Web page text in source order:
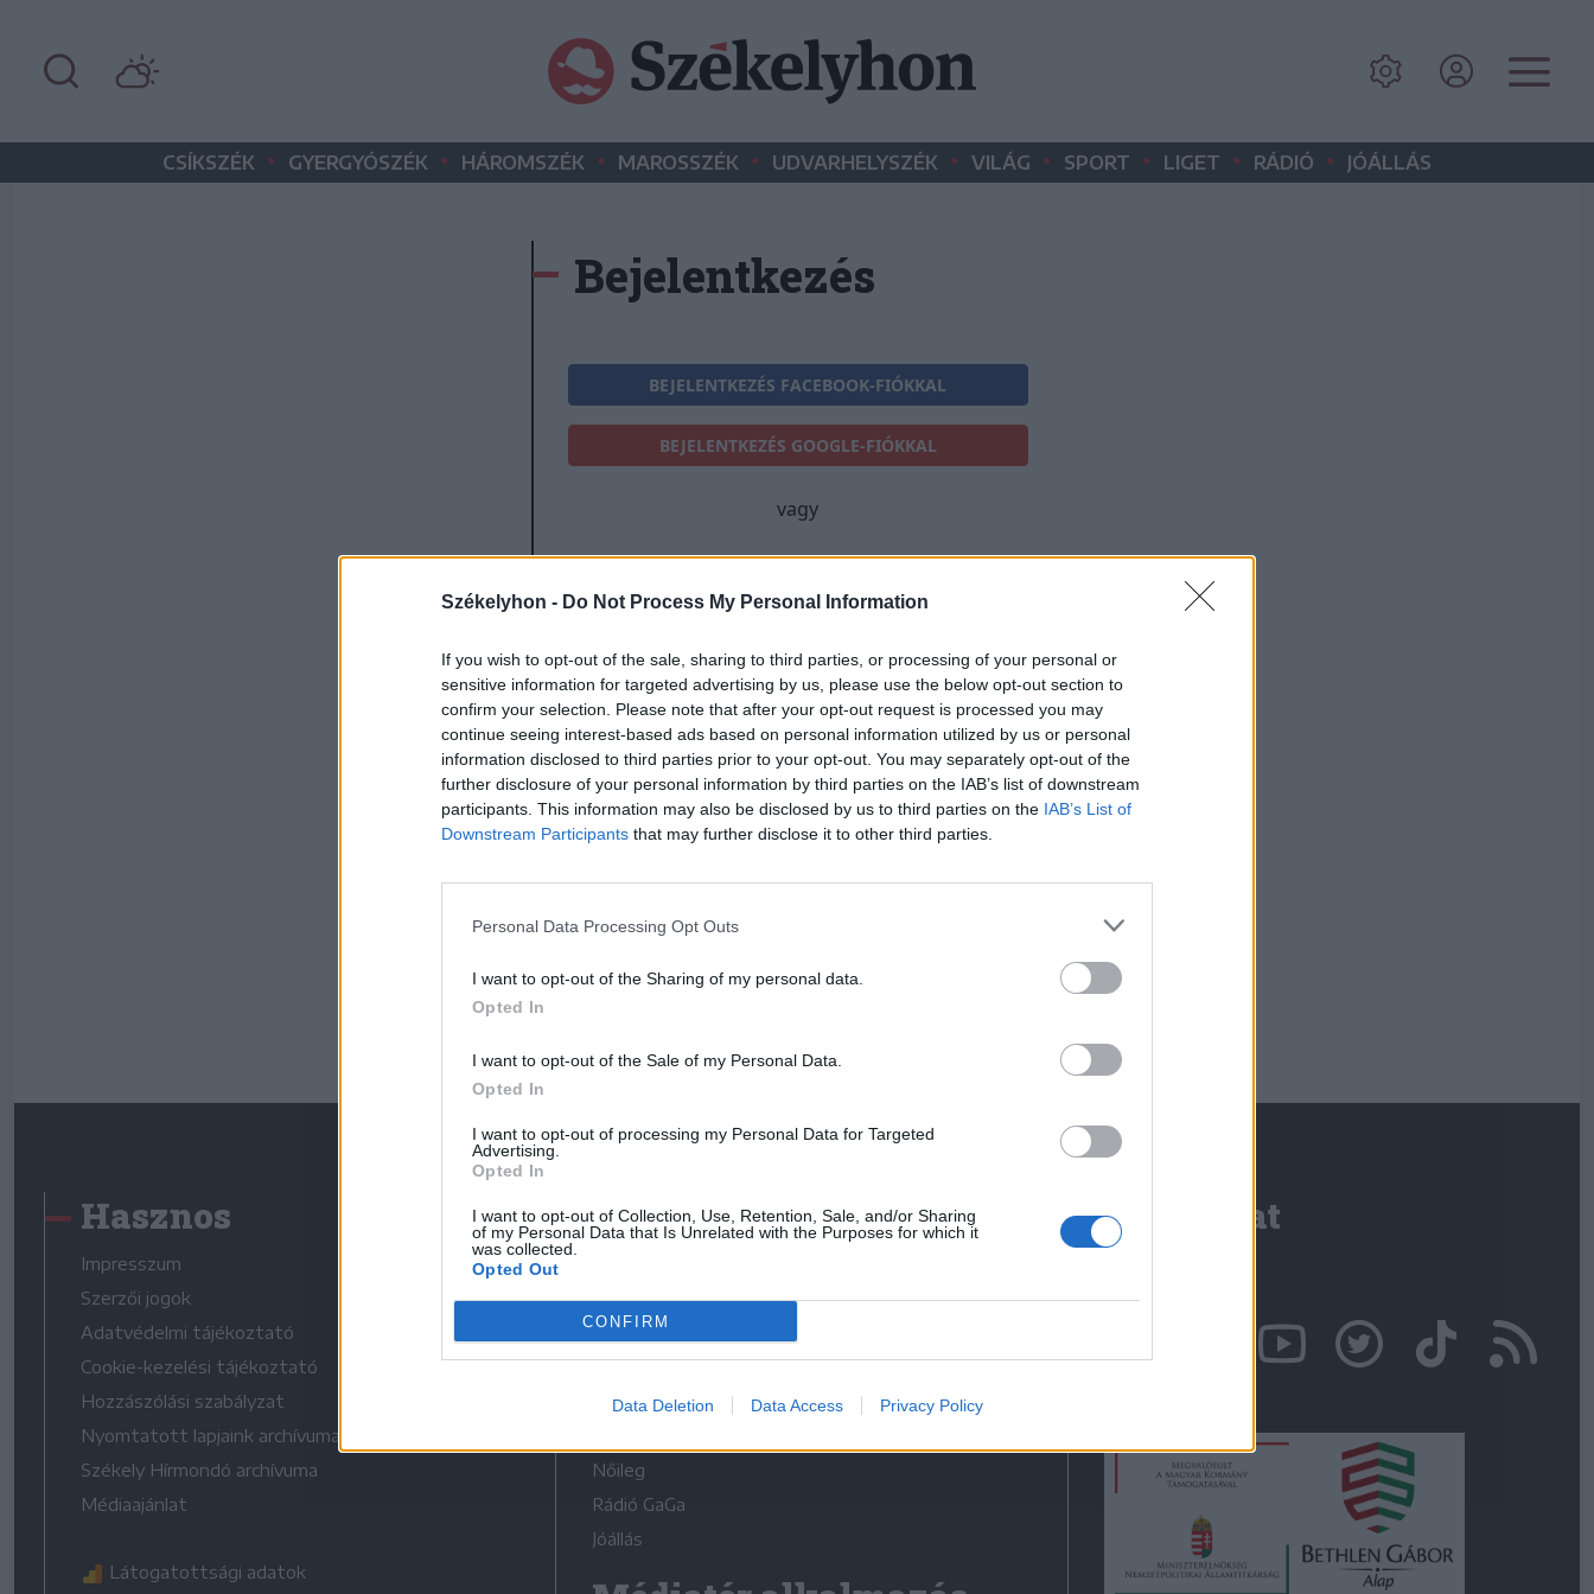
Székelyhon - Do Not Process My Personal Information
If you wish to opt-out of the sale, sharing to third parties, or processing of your personal or
sensitive information for targeted advertising by us, please use the below opt-out section to
confirm your selection. Please note that after your opt-out request is processed you may
continue seeing interest-based ads based on personal information utilized by us or personal
information disclosed to third parties prior to your opt-out. You may separately opt-out of the
further disclosure of your personal information by third parties on the IAB’s list of downstream
participants. This information may also be disclosed by us to third parties on the IAB’s List of
Downstream Participants that may further disclose it to other third parties.
Personal Data Processing Opt Outs
I want to opt-out of the Sharing of my personal data.
Opted In
I want to opt-out of the Sale of my Personal Data.
Opted In
I want to opt-out of processing my Personal Data for Targeted
Advertising.
Opted In
I want to opt-out of Collection, Use, Retention, Sale, and/or Sharing
of my Personal Data that Is Unrelated with the Purposes for which it
was collected.
Opted Out
CONFIRM
Data Deletion Data Access Privacy Policy
CSÍKSZÉK • GYERGYÓSZÉK • HÁROMSZÉK • MAROSSZÉK • UDVARHELYSZÉK • VILÁG • SPORT • LIGET • RÁDIÓ • JÓÁLLÁS
Bejelentkezés
BEJELENTKEZÉS FACEBOOK-FIÓKKAL
BEJELENTKEZÉS GOOGLE-FIÓKKAL
vagy
E-mail-cím
Jelszó
Elfelejtette a jelszavát?
BEJELENTKEZÉS
Hasznos
Impresszum
Szerzői jogok
Adatvédelmi tájékoztató
Cookie-kezelési tájékoztató
Hozzászólási szabályzat
Nyomtatott lapjaink archívuma
Székely Hírmondó archívuma
Médiaajánlat
Látogatottsági adatok
Médiatér
Liget
Krónika
Bihari Napló
Erdélyi Napló
Nőileg
Rádió GaGa
Jóállás
Kapcsolat